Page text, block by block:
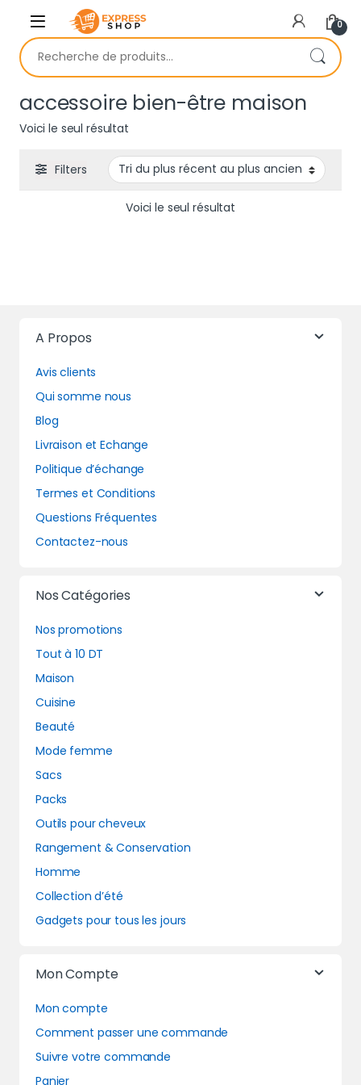
Skip to navigation
Skip to content
0
Recherche pour :
accessoire bien-être maison
Voici le seul résultat
Filters
Voici le seul résultat
A Propos
Avis clients
Qui somme nous
Blog
Livraison et Echange
Politique d’échange
Termes et Conditions
Questions Fréquentes
Contactez-nous
Nos Catégories
Nos promotions
Tout à 10 DT
Maison
Cuisine
Beauté
Mode femme
Sacs
Packs
Outils pour cheveux
Rangement & Conservation
Homme
Collection d’été
Gadgets pour tous les jours
Mon Compte
Mon compte
Comment passer une commande
Suivre votre commande
Panier